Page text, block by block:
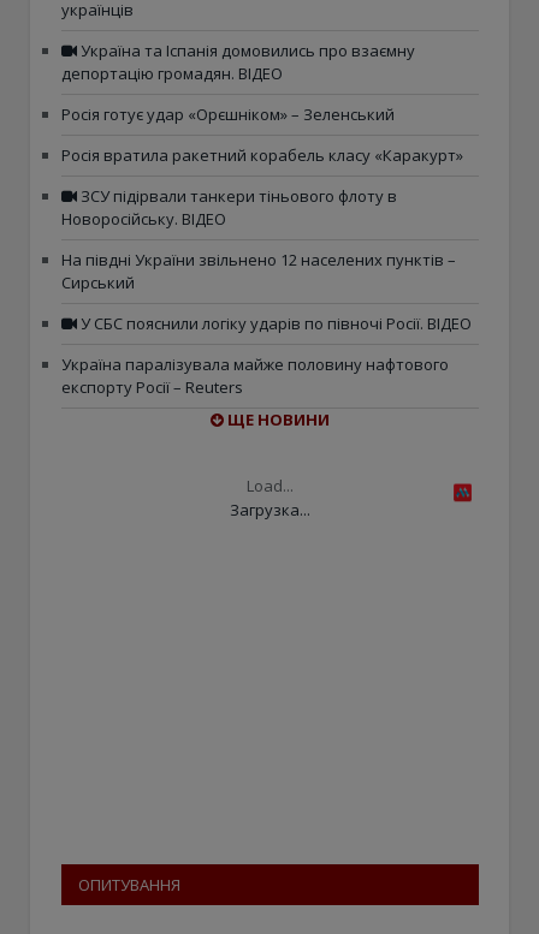
українців
Україна та Іспанія домовились про взаємну
депортацію громадян. ВІДЕО
Росія готує удар «Орєшніком» – Зеленський
Росія вратила ракетний корабель класу «Каракурт»
ЗСУ підірвали танкери тіньового флоту в
Новоросійську. ВІДЕО
На півдні України звільнено 12 населених пунктів –
Сирський
У СБС пояснили логіку ударів по півночі Росії. ВІДЕО
Україна паралізувала майже половину нафтового
експорту Росії – Reuters
ЩЕ НОВИНИ
Load...
Загрузка...
ОПИТУВАННЯ